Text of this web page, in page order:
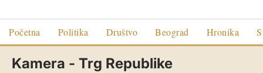
Početna Politika Društvo Beograd Hronika
Kamera - Trg Republike